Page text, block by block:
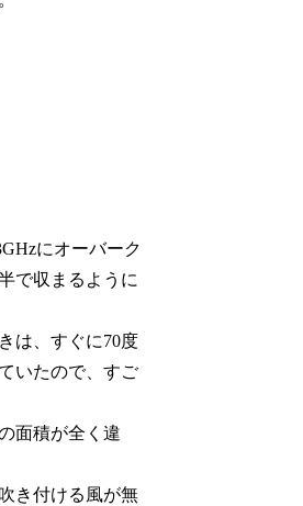
にオーバーク
で収まるように
は、すぐに70度
いたので、すご
面積が全く違
き付ける風が無